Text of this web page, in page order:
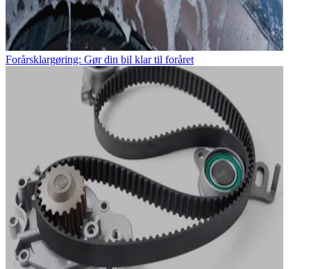
Forårsklargøring: Gør din bil klar til foråret